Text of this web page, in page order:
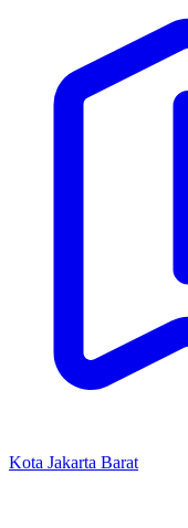
Kota Jakarta Barat